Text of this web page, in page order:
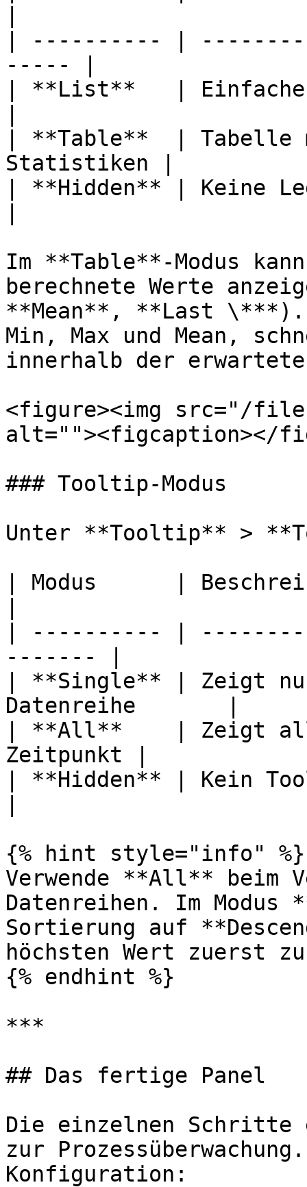
| ---------- |
----- |
| **List**   | Einfache
| **Table**  | Tabelle
Statistiken |
| **Hidden** | Keine
Im **Table**-Modus
berechnete Werte
**Mean**, **Last
Min, Max und Mean,
innerhalb der
<figure><img src="/
alt=""><figcaption></
### Tooltip-Modus
Unter **Tooltip** >
| Modus      |
| ---------- |
------- |
| **Single** | Zeigt
Datenreihe       |
| **All**    | Zeigt alle
Zeitpunkt |
| **Hidden** | Kein
{% hint style="info" %}
Verwende **All** beim
Datenreihen. Im
Sortierung auf
höchsten Wert zuerst
{% endhint %}
***
## Das fertige Panel
Die einzelnen Schritte
zur
Konfiguration: